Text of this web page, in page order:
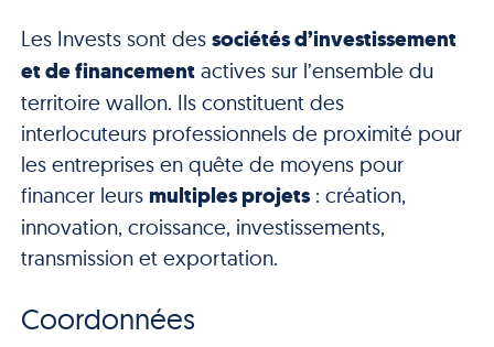
Les Invests sont des sociétés d’investissement
et de financementactives sur l’ensemble du
territoire wallon. Ils constituent des
interlocuteurs professionnels de proximité pour
les entreprises en quête de moyens pour
financer leurs multiples projets: création,
innovation, croissance, investissements,
transmission et exportation.
Coordonnées